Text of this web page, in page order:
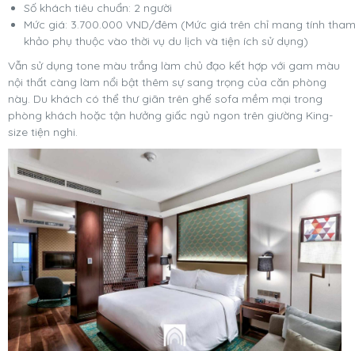
Số khách tiêu chuẩn: 2 người
Mức giá: 3.700.000 VND/đêm (Mức giá trên chỉ mang tính tham
khảo phụ thuộc vào thời vụ du lịch và tiện ích sử dụng)
Vẫn sử dụng tone màu trắng làm chủ đạo kết hợp với gam màu
nội thất càng làm nổi bật thêm sự sang trọng của căn phòng
này. Du khách có thể thư giãn trên ghế sofa mềm mại trong
phòng khách hoặc tận hưởng giấc ngủ ngon trên giường King-
size tiện nghi.